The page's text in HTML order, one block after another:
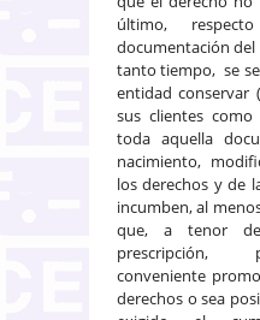
último,
documentación del
tanto tiempo, se
entidad conservar
sus clientes
toda aquella
nacimiento,
los derechos y de
incumben, al
que, a tenor
prescripción,
conveniente
derechos o sea